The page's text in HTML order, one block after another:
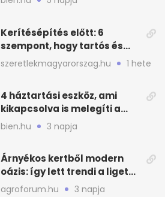
Kerítésépítés előtt: 6
szempont, hogy tartós és
praktikus legyen
szeretlekmagyarorszag.hu 1 hete
4 háztartási eszköz, ami
kikapcsolva is melegíti a
lakást
bien.hu 3 napja
Árnyékos kertből modern
oázis: így lett trendi a ligetes
zöld
agroforum.hu 3 napja